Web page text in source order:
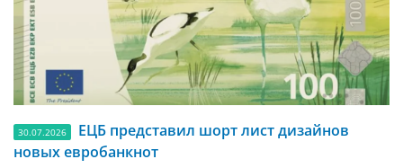
30.07.2026
ЕЦБ представил шорт лист дизайнов
новых евробанкнот